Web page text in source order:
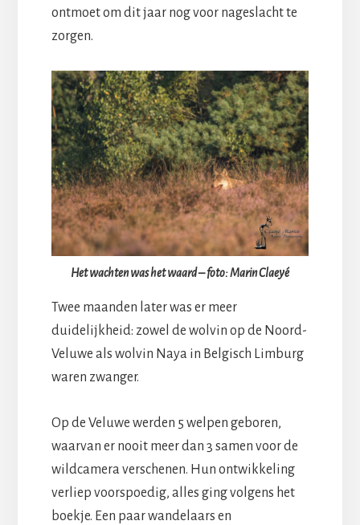
ontmoet om dit jaar nog voor nageslacht te
zorgen.
Het wachten was het waard – foto: Marin Claeyé
Twee maanden later was er meer
duidelijkheid: zowel de wolvin op de Noord-
Veluwe als wolvin Naya in Belgisch Limburg
waren zwanger.
Op de Veluwe werden 5 welpen geboren,
waarvan er nooit meer dan 3 samen voor de
wildcamera verschenen. Hun ontwikkeling
verliep voorspoedig, alles ging volgens het
boekje. Een paar wandelaars en